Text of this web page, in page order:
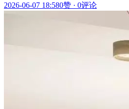
2026-06-07 18:580赞 · 0评论